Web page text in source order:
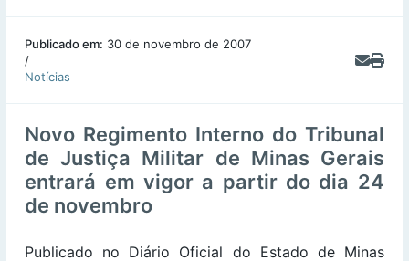
Publicado em: 30 de novembro de 2007
/
Notícias
Novo Regimento Interno do Tribunal
de Justiça Militar de Minas Gerais
entrará em vigor a partir do dia 24
de novembro
Publicado no Diário Oficial do Estado de Minas